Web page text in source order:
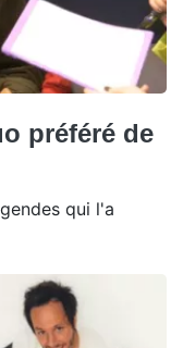
préféré de
qui l'a